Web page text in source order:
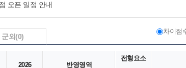
오픈 일정 안내
시 분석’ 책자 및 배치표 발간, 2027학년도 최신 모집안 적용
차이점
군외(0)
2026
반영영역
전형요소